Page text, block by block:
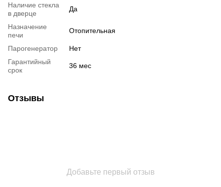
Наличие стекла
в дверце
Да
Назначение
печи
Отопительная
Парогенератор
Нет
Гарантийный
срок
36 мес
Отзывы
Добавьте первый отзыв